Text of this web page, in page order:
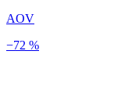
AOV
−72 %